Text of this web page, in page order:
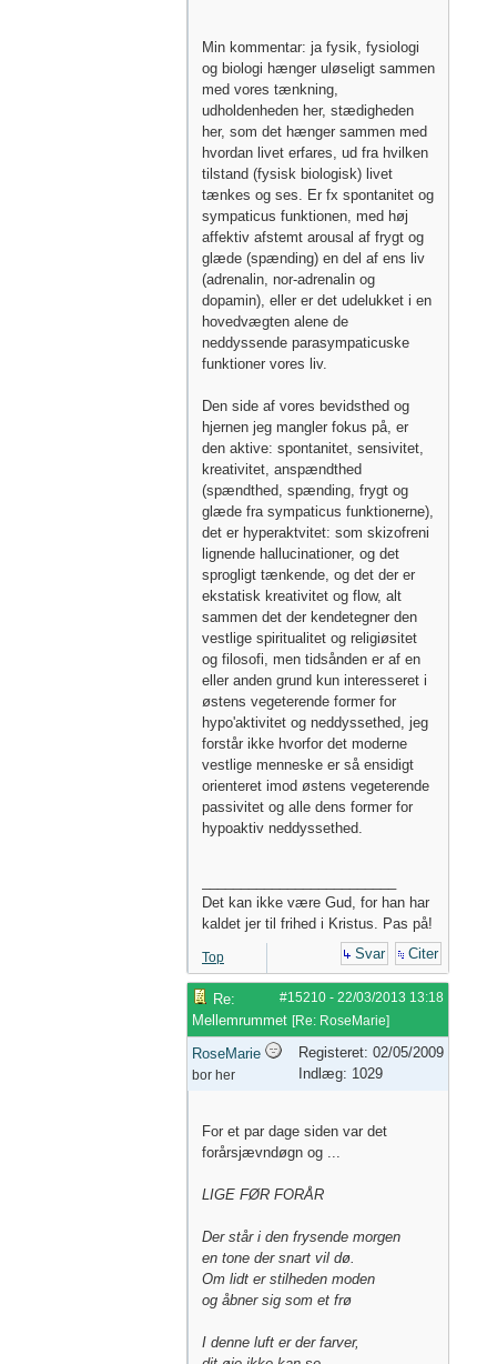
Min kommentar: ja fysik, fysiologi
og biologi hænger uløseligt sammen
med vores tænkning,
udholdenheden her, stædigheden
her, som det hænger sammen med
hvordan livet erfares, ud fra hvilken
tilstand (fysisk biologisk) livet
tænkes og ses. Er fx spontanitet og
sympaticus funktionen, med høj
affektiv afstemt arousal af frygt og
glæde (spænding) en del af ens liv
(adrenalin, nor-adrenalin og
dopamin), eller er det udelukket i en
hovedvægten alene de
neddyssende parasympaticuske
funktioner vores liv.
Den side af vores bevidsthed og
hjernen jeg mangler fokus på, er
den aktive: spontanitet, sensivitet,
kreativitet, anspændthed
(spændthed, spænding, frygt og
glæde fra sympaticus funktionerne),
det er hyperaktvitet: som skizofreni
lignende hallucinationer, og det
sprogligt tænkende, og det der er
ekstatisk kreativitet og flow, alt
sammen det der kendetegner den
vestlige spiritualitet og religiøsitet
og filosofi, men tidsånden er af en
eller anden grund kun interesseret i
østens vegeterende former for
hypo'aktivitet og neddyssethed, jeg
forstår ikke hvorfor det moderne
vestlige menneske er så ensidigt
orienteret imod østens vegeterende
passivitet og alle dens former for
hypoaktiv neddyssethed.
Det kan ikke være Gud, for han har
kaldet jer til frihed i Kristus. Pas på!
Top Svar Citer
#15210 - 22/03/2013 13:18
Re:
Mellemrummet [Re: RoseMarie]
RoseMarie
bor her
Registeret: 02/05/2009
Indlæg: 1029
For et par dage siden var det
forårsjævndøgn og ...
LIGE FØR FORÅR
Der står i den frysende morgen
en tone der snart vil dø.
Om lidt er stilheden moden
og åbner sig som et frø
I denne luft er der farver,